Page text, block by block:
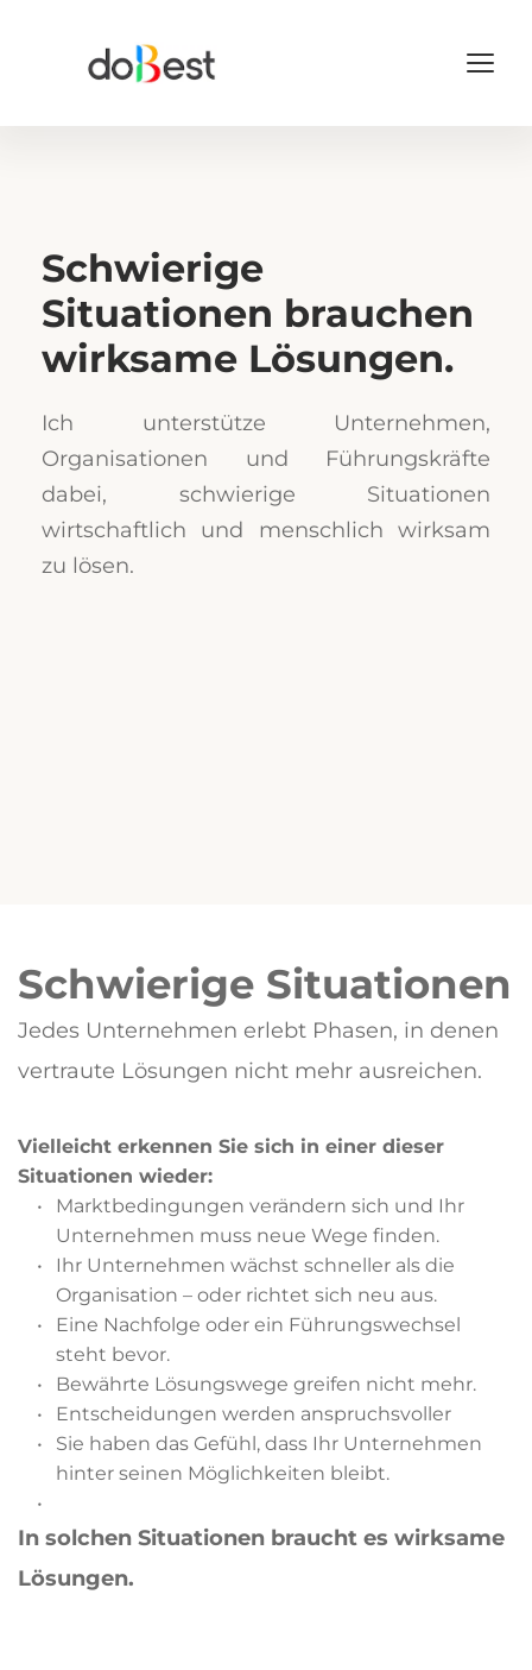
Schwierige
Situationen brauchen
wirksame Lösungen.
Ich unterstütze Unternehmen,
Organisationen und Führungskräfte
dabei, schwierige Situationen
wirtschaftlich und menschlich wirksam
zu lösen.
Schwierige Situationen
Jedes Unternehmen erlebt Phasen, in denen
vertraute Lösungen nicht mehr ausreichen.
Vielleicht erkennen Sie sich in einer dieser
Situationen wieder:
Marktbedingungen verändern sich und Ihr
Unternehmen muss neue Wege finden.
Ihr Unternehmen wächst schneller als die
Organisation – oder richtet sich neu aus.
Eine Nachfolge oder ein Führungswechsel
steht bevor.
Bewährte Lösungswege greifen nicht mehr.
Entscheidungen werden anspruchsvoller
Sie haben das Gefühl, dass Ihr Unternehmen
hinter seinen Möglichkeiten bleibt.
In solchen Situationen braucht es wirksame
Lösungen.